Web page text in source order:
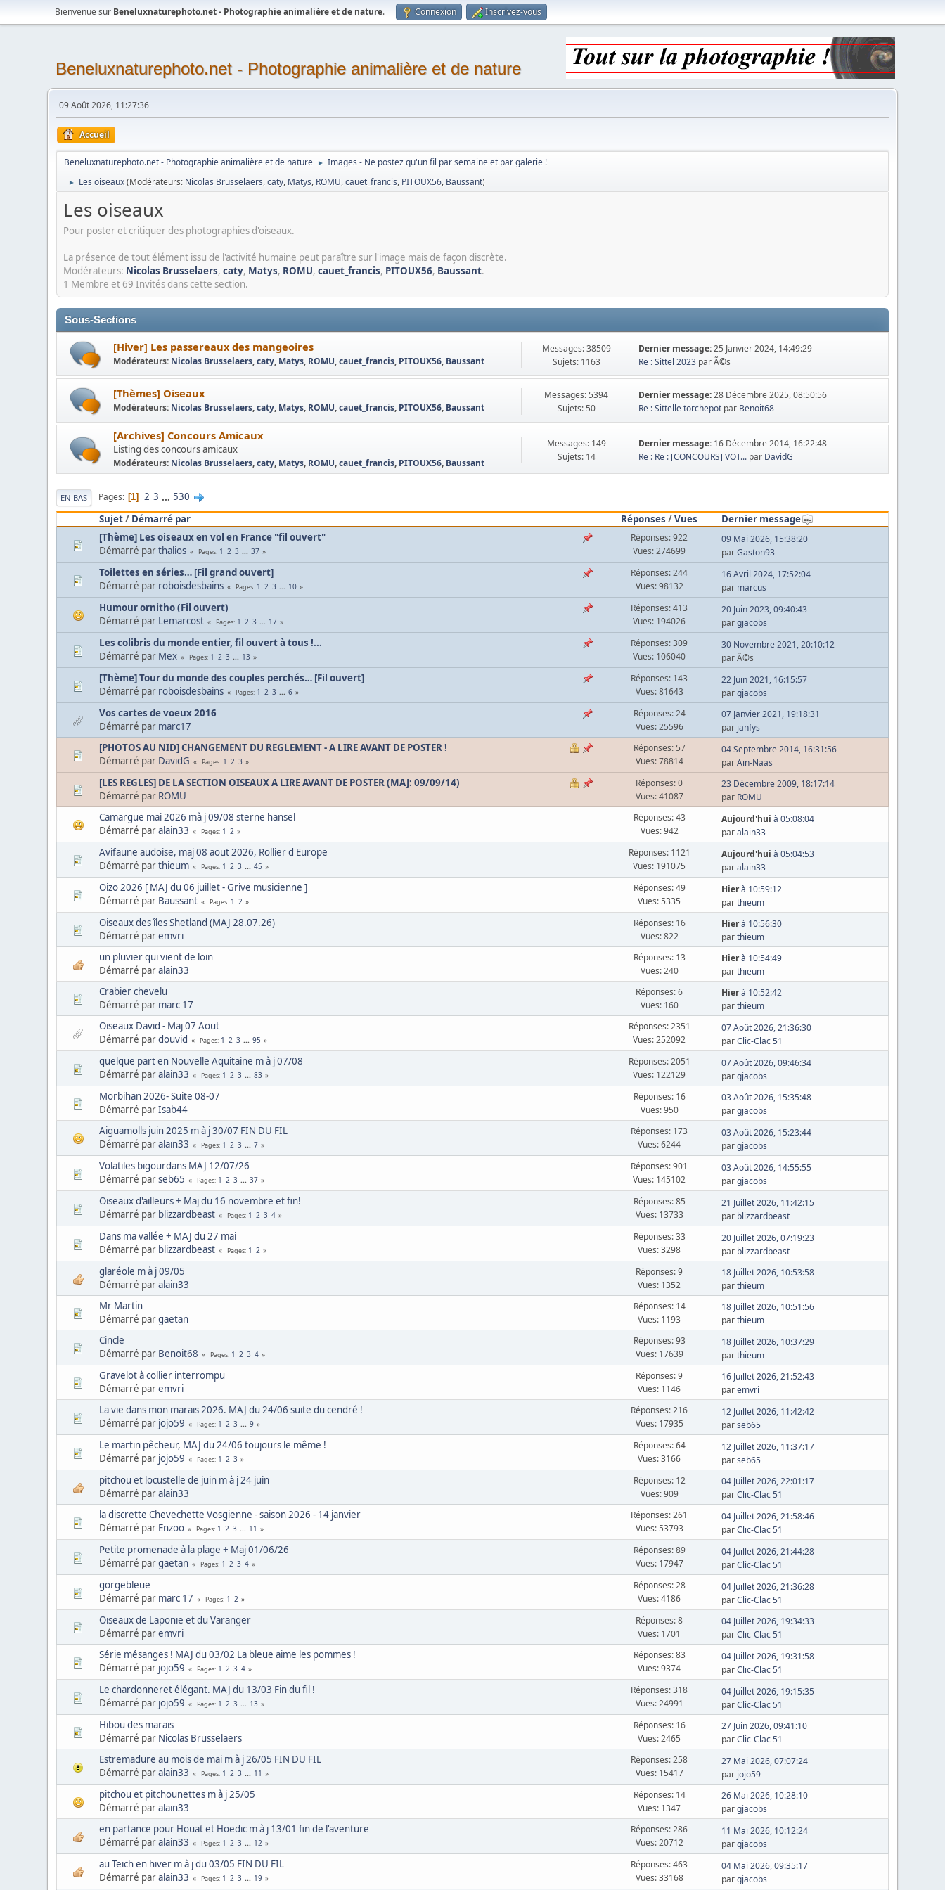
Bienvenue sur Beneluxnaturephoto.net - Photographie animalière et de nature. Connexion Inscrivez-vous
Beneluxnaturephoto.net - Photographie animalière et de nature
09 Août 2026, 11:27:36
Accueil
Beneluxnaturephoto.net - Photographie animalière et de nature ► Images - Ne postez qu'un fil par semaine et par galerie !
► Les oiseaux(Modérateurs: Nicolas Brusselaers,caty, Matys, ROMU,cauet_francis, PITOUX56, Baussant)
Les oiseaux
Pour poster et critiquer des photographies d'oiseaux.
La présence de tout élément issu de l'activité humaine peut paraître sur l'image mais de façon discrète.
Modérateurs: Nicolas Brusselaers,caty, Matys, ROMU,cauet_francis, PITOUX56, Baussant.
1 Membre et 69 Invités dans cette section.
Sous-Sections
[Hiver] Les passereaux des mangeoires
Modérateurs: Nicolas Brusselaers,caty, Matys, ROMU,cauet_francis, PITOUX56, Baussant
Messages: 38509
Sujets: 1163
Dernier message:25 Janvier 2024, 14:49:29
Re : Sittel 2023 par Ã©s
[Thèmes] Oiseaux
Modérateurs: Nicolas Brusselaers,caty, Matys, ROMU,cauet_francis, PITOUX56, Baussant
Messages: 5394
Sujets: 50
Dernier message:28 Décembre 2025, 08:50:56
Re : Sittelle torchepot par Benoit68
[Archives] Concours Amicaux
Listing des concours amicaux
Modérateurs: Nicolas Brusselaers,caty, Matys, ROMU,cauet_francis, PITOUX56, Baussant
Messages: 149
Sujets: 14
Dernier message: 16 Décembre 2014, 16:22:48
Re : Re : [CONCOURS] VOT... par DavidG
EN BAS Pages 1 2 3 ... 530
Sujet/ Démarré par Réponses /Vues
Dernier message
[Thème] Les oiseaux en vol en France "fil ouvert"
Démarré parthalios Pages 1 2 3 ... 37
Réponses: 922
Vues: 274699
09 Mai 2026, 15:38:20
parGaston93
Toilettes en séries… [Fil grand ouvert]
Démarré par roboisdesbains Pages 1 2 3 ... 10
Réponses: 244
Vues: 98132
16 Avril 2024, 17:52:04
par marcus
Humour ornitho (Fil ouvert)
Démarré par Lemarcost Pages 1 2 3 ... 17
Réponses: 413
Vues: 194026
20 Juin 2023, 09:40:43
pargjacobs
Les colibris du monde entier, fil ouvert à tous !...
Démarré par Mex Pages 1 2 3 ... 13
Réponses: 309
Vues: 106040
30 Novembre 2021, 20:10:12
par Ã©s
[Thème] Tour du monde des couples perchés… [Fil ouvert]
Démarré par roboisdesbains Pages 1 2 3 ... 6
Réponses: 143
Vues: 81643
22 Juin 2021, 16:15:57
pargjacobs
Vos cartes de voeux 2016
Démarré par marc17
Réponses: 24
Vues: 25596
07 Janvier 2021, 19:18:31
par janfys
[PHOTOS AU NID] CHANGEMENT DU REGLEMENT - A LIRE AVANT DE POSTER !
Démarré par DavidG Pages 1 2 3
Réponses: 57
Vues: 78814
04 Septembre 2014, 16:31:56
parAin-Naas
[LES REGLES] DE LA SECTION OISEAUX A LIRE AVANT DE POSTER (MAJ: 09/09/14)
Démarré par ROMU
Réponses: 0
Vues: 41087
23 Décembre 2009, 18:17:14
par ROMU
Camargue mai 2026 mà j 09/08 sterne hansel
Démarré paralain33 Pages 1 2
Réponses: 43
Vues: 942
Aujourd'hui à 05:08:04
paralain33
Avifaune audoise, maj 08 aout 2026, Rollier d'Europe
Démarré parthieum Pages 1 2 3 ... 45
Réponses: 1121
Vues: 191075
Aujourd'hui à 05:04:53
paralain33
Oizo 2026 [ MAJ du 06 juillet - Grive musicienne ]
Démarré par Baussant Pages 1 2
Réponses: 49
Vues: 5335
Hierà 10:59:12
parthieum
Oiseaux des îles Shetland (MAJ 28.07.26)
Démarré paremvri
Réponses: 16
Vues: 822
Hierà 10:56:30
parthieum
un pluvier qui vient de loin
Démarré paralain33
Réponses: 13
Vues: 240
Hierà 10:54:49
parthieum
Crabier chevelu
Démarré par marc 17
Réponses: 6
Vues: 160
Hierà 10:52:42
parthieum
Oiseaux David - Maj 07 Aout
Démarré pardouvid Pages 1 2 3 ... 95
Réponses: 2351
Vues: 252092
07 Août 2026, 21:36:30
parClic-Clac 51
quelque part en Nouvelle Aquitaine m à j 07/08
Démarré paralain33 Pages 1 2 3 ... 83
Réponses: 2051
Vues: 122129
07 Août 2026, 09:46:34
pargjacobs
Morbihan 2026- Suite 08-07
Démarré parIsab44
Réponses: 16
Vues: 950
03 Août 2026, 15:35:48
pargjacobs
Aiguamolls juin 2025 m à j 30/07 FIN DU FIL
Démarré paralain33 Pages 1 2 3 ... 7
Réponses: 173
Vues: 6244
03 Août 2026, 15:23:44
pargjacobs
Volatiles bigourdans MAJ 12/07/26
Démarré parseb65 Pages 1 2 3 ... 37
Réponses: 901
Vues: 145102
03 Août 2026, 14:55:55
pargjacobs
Oiseaux d'ailleurs + Maj du 16 novembre et fin!
Démarré par blizzardbeast Pages 1 2 3 4
Réponses: 85
Vues: 13733
21 Juillet 2026, 11:42:15
par blizzardbeast
Dans ma vallée + MAJ du 27 mai
Démarré par blizzardbeast Pages 1 2
Réponses: 33
Vues: 3298
20 Juillet 2026, 07:19:23
par blizzardbeast
glaréole m à j 09/05
Démarré paralain33
Réponses: 9
Vues: 1352
18 Juillet 2026, 10:53:58
parthieum
Mr Martin
Démarré pargaetan
Réponses: 14
Vues: 1193
18 Juillet 2026, 10:51:56
parthieum
Cincle
Démarré par Benoit68 Pages 1 2 3 4
Réponses: 93
Vues: 17639
18 Juillet 2026, 10:37:29
parthieum
Gravelot à collier interrompu
Démarré paremvri
Réponses: 9
Vues: 1146
16 Juillet 2026, 21:52:43
paremvri
La vie dans mon marais 2026. MAJ du 24/06 suite du cendré !
Démarré par jojo59 Pages 1 2 3 ... 9
Réponses: 216
Vues: 17935
12 Juillet 2026, 11:42:42
parseb65
Le martin pêcheur, MAJ du 24/06 toujours le même !
Démarré par jojo59 Pages 1 2 3
Réponses: 64
Vues: 3166
12 Juillet 2026, 11:37:17
parseb65
pitchou et locustelle de juin m à j 24 juin
Démarré paralain33
Réponses: 12
Vues: 909
04 Juillet 2026, 22:01:17
parClic-Clac 51
la discrette Chevechette Vosgienne - saison 2026 - 14 janvier
Démarré par Enzoo Pages 1 2 3 ... 11
Réponses: 261
Vues: 53793
04 Juillet 2026, 21:58:46
parClic-Clac 51
Petite promenade à la plage + Maj 01/06/26
Démarré pargaetan Pages 1 2 3 4
Réponses: 89
Vues: 17947
04 Juillet 2026, 21:44:28
parClic-Clac 51
gorgebleue
Démarré par marc 17 Pages 1 2
Réponses: 28
Vues: 4186
04 Juillet 2026, 21:36:28
parClic-Clac 51
Oiseaux de Laponie et du Varanger
Démarré paremvri
Réponses: 8
Vues: 1701
04 Juillet 2026, 19:34:33
parClic-Clac 51
Série mésanges ! MAJ du 03/02 La bleue aime les pommes !
Démarré par jojo59 Pages 1 2 3 4
Réponses: 83
Vues: 9374
04 Juillet 2026, 19:31:58
parClic-Clac 51
Le chardonneret élégant. MAJ du 13/03 Fin du fil !
Démarré par jojo59 Pages 1 2 3 ... 13
Réponses: 318
Vues: 24991
04 Juillet 2026, 19:15:35
parClic-Clac 51
Hibou des marais
Démarré par Nicolas Brusselaers
Réponses: 16
Vues: 2465
27 Juin 2026, 09:41:10
parClic-Clac 51
Estremadure au mois de mai m à j 26/05 FIN DU FIL
Démarré paralain33 Pages 1 2 3 ... 11
Réponses: 258
Vues: 15417
27 Mai 2026, 07:07:24
par jojo59
pitchou et pitchounettes m à j 25/05
Démarré paralain33
Réponses: 14
Vues: 1347
26 Mai 2026, 10:28:10
pargjacobs
en partance pour Houat et Hoedic m à j 13/01 fin de l'aventure
Démarré paralain33 Pages 1 2 3 ... 12
Réponses: 286
Vues: 20712
11 Mai 2026, 10:12:24
pargjacobs
au Teich en hiver m à j du 03/05 FIN DU FIL
Démarré paralain33 Pages 1 2 3 ... 19
Réponses: 463
Vues: 33168
04 Mai 2026, 09:35:17
pargjacobs